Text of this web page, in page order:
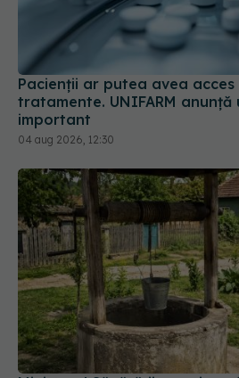
Pacienții ar putea avea
tratamente. UNIFARM
important
04 aug 2026, 12:30